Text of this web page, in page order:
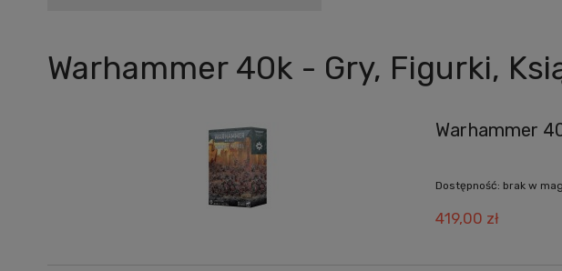
Warhammer 40k - Gry, Figurki,
Warhammer
Dostępność: brak w
419,00 zł